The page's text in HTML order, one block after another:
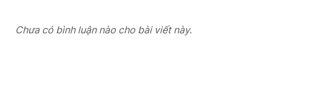
Chưa có bình luận nào cho bài viết này.